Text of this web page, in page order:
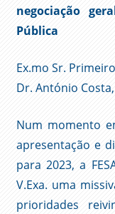
negociação
Pública
Ex.mo Sr.
Dr. António Costa,
Num momento
apresentação e
para 2023, a
V.Exa. uma
prioridades